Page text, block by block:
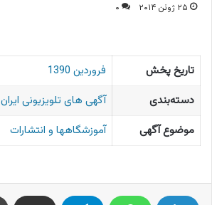
۲۵ ژوئن ۲۰۱۴ ۰
تاریخ پخش
فروردین 1390
دسته‌بندی
آگهی های تلویزیونی ایران
موضوع آگهی
آموزشگاهها و انتشارات